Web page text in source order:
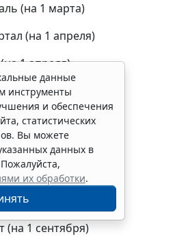
(на 1 марта)
(на 1 апреля)
1 апреля)
(на 1 мая)
1 июня)
(на 1 июля)
(на 1 июля)
1 августа)
(на 1 сентября)
данные
инструменты
и обеспечения
статистических
Вы можете
данных в
их обработки.